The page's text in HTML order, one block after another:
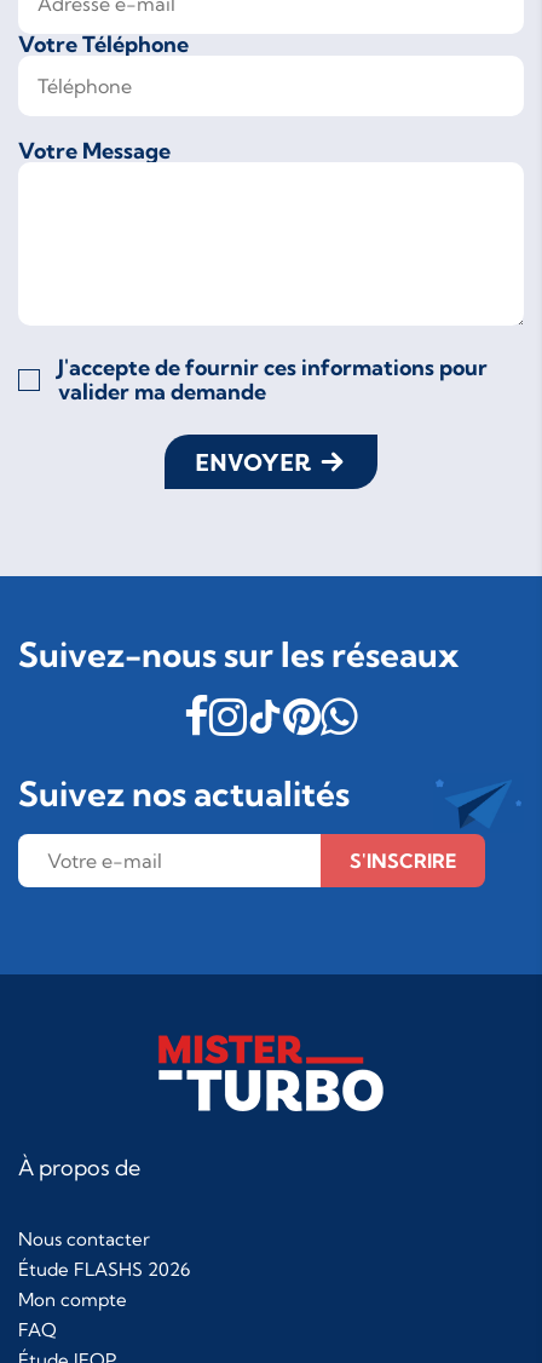
Votre Téléphone
Votre Message
J'accepte de fournir ces informations pour
valider ma demande
ENVOYER
Suivez-nous sur les réseaux
Suivez nos actualités
S'INSCRIRE
À propos de
Nous contacter
Étude FLASHS 2026
Mon compte
FAQ